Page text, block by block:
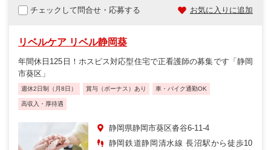
チェックして問合せ・応募する お気に入りに追加
リベルケア リベル静岡葵
年間休日125日！ホスピス対応型住宅で正看護師の募集です「静岡
市葵区」
週休2日制（月8日） 賞与（ボーナス）あり 車・バイク通勤OK
高収入・厚待遇
静岡県静岡市葵区沓谷6-11-4
静岡鉄道静岡清水線 長沼駅から徒歩10